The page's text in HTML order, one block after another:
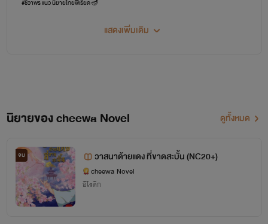
#ชีวาพร แนว นิยายไทยพีเรียด🪔
แสดงเพิ่มเติม
นิยายของ cheewa Novel ดูทั้งหมด
จบ วาสนาด้ายแดง ที่ขาดสะบั้น (NC20+)
cheewa Novel
อีโรติก